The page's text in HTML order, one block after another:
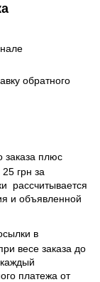
обратного
заказа плюс
грн за
рассчитывается
и объявленной
в
весе заказа до
платежа от